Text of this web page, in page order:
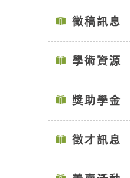
徵稿訊息
學術資源
獎助學金
徵才訊息